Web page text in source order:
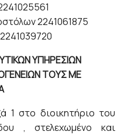
2241061875
ΥΠΗΡΕΣΙΩΝ
ΤΟΥΣ ΜΕ
1 στο διοικητήριο του
, στελεχωμένο και